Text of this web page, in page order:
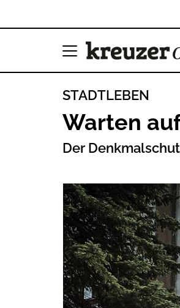
STADTLEBEN
Warten
Der